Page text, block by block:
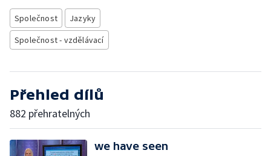
Společnost
Jazyky
Společnost - vzdělávací
Přehled dílů
882 přehratelných
we have seen